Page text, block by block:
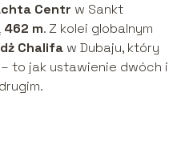
Centr w Sankt
462 m. Z kolei globalnym
Chalifaw Dubaju, który
– to jak ustawienie dwóch i